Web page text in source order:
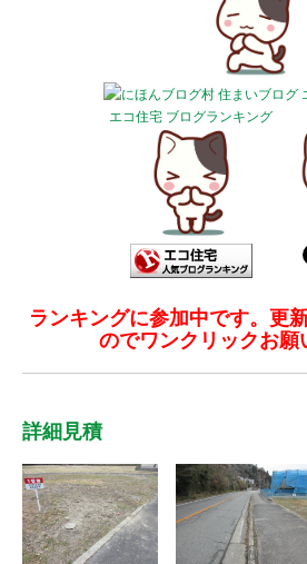
エコ住宅 ブログランキング
ランキングに参加中です。更
のでワンクリックお願
詳細見積